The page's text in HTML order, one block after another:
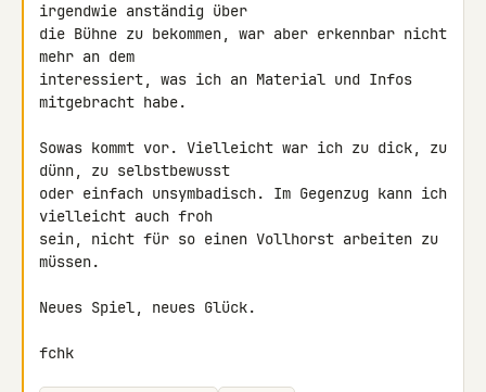
irgendwie anständig über
die Bühne zu bekommen, war aber erkennbar nicht
mehr an dem
interessiert, was ich an Material und Infos
mitgebracht habe.
Sowas kommt vor. Vielleicht war ich zu dick, zu
dünn, zu selbstbewusst
oder einfach unsymbadisch. Im Gegenzug kann ich
vielleicht auch froh
sein, nicht für so einen Vollhorst arbeiten zu
müssen.
Neues Spiel, neues Glück.
fchk